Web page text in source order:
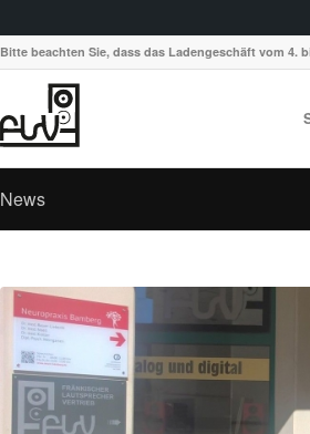
Bitte beachten Sie, dass das Ladengeschäft vom 4.
News